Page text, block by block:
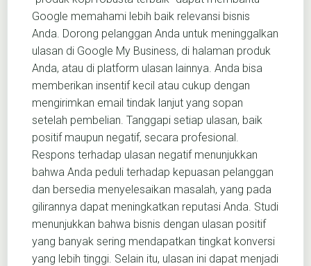
Google memahami lebih baik relevansi bisnis
Anda. Dorong pelanggan Anda untuk meninggalkan
ulasan di Google My Business, di halaman produk
Anda, atau di platform ulasan lainnya. Anda bisa
memberikan insentif kecil atau cukup dengan
mengirimkan email tindak lanjut yang sopan
setelah pembelian. Tanggapi setiap ulasan, baik
positif maupun negatif, secara profesional.
Respons terhadap ulasan negatif menunjukkan
bahwa Anda peduli terhadap kepuasan pelanggan
dan bersedia menyelesaikan masalah, yang pada
gilirannya dapat meningkatkan reputasi Anda. Studi
menunjukkan bahwa bisnis dengan ulasan positif
yang banyak sering mendapatkan tingkat konversi
yang lebih tinggi. Selain itu, ulasan ini dapat menjadi